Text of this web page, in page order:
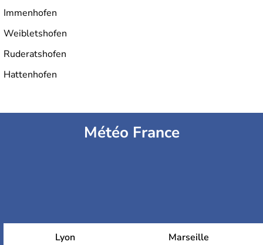
Immenhofen
Weibletshofen
Ruderatshofen
Hattenhofen
Météo France
Lyon Marseille